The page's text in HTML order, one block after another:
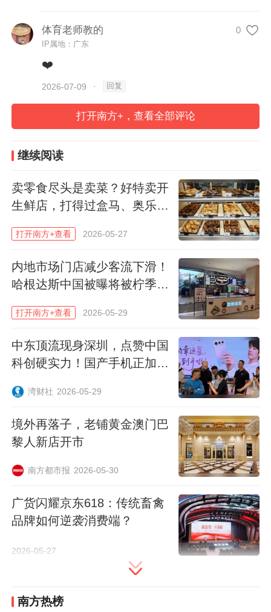
伴随消费市场迭代与竞争格局变化，哈根达
示，截至2026年5月底，哈根达斯中国内地
乎腰斩。
经营层面，其门店客流量更是连续多个季度
出现下滑，核心商圈高租金、高人力成本的
重资产模式，让门店盈利空间持续被压缩，
成为通用磨坊在华业务的主要负担。而此次
体育老师教的 0
IP属地：广东
❤️
2026-07-09 · 回复
打开南方+，查看全部评论
继续阅读
卖零食尽头是卖菜？好特卖开
生鲜店，打得过盒马、奥乐齐
打开南方+查看 2026-05-27
内地市场门店减少客流下滑！
哈根达斯中国被曝将被柠季收
打开南方+查看 2026-05-29
中东顶流现身深圳，点赞中国
科创硬实力！国产手机正加速
湾财社 2026-05-29
境外再落子，老铺黄金澳门巴
黎人新店开市
南方都市报 2026-05-30
广货闪耀京东618：传统畜禽
品牌如何逆袭消费端？
2026-05-27
南方热榜